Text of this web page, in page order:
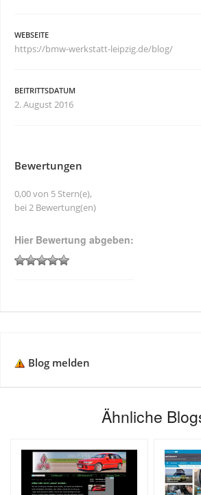
WEBSEITE
https://bmw-werkstatt-leipzig.de/blog/
BEITRITTSDATUM
2. August 2016
Bewertungen
0,00 von 5 Stern(e),
bei 2 Bewertung(en)
Hier Bewertung abgeben:
Blog melden
Ähnliche